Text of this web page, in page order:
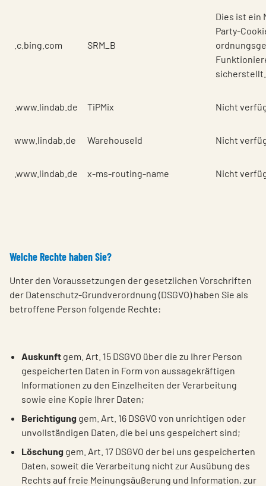
.c.bing.com SRM_B
Dies ist ein
Party-
sicherstellt.
.www.lindab.de TiPMix Nicht
www.lindab.de WarehouseId Nicht
.www.lindab.de x-ms-routing-name Nicht
Welche Rechte haben Sie?
Unter den Voraussetzungen der gesetzlichen Vorschriften
der Datenschutz-Grundverordnung (DSGVO) haben Sie als
betroffene Person folgende Rechte:
Auskunft gem. Art. 15 DSGVO über die zu Ihrer Person
gespeicherten Daten in Form von aussagekräftigen
Informationen zu den Einzelheiten der Verarbeitung
sowie eine Kopie Ihrer Daten;
Berichtigung gem. Art. 16 DSGVO von unrichtigen oder
unvollständigen Daten, die bei uns gespeichert sind;
Löschung gem. Art. 17 DSGVO der bei uns gespeicherten
Daten, soweit die Verarbeitung nicht zur Ausübung des
Rechts auf freie Meinungsäußerung und Information, zur